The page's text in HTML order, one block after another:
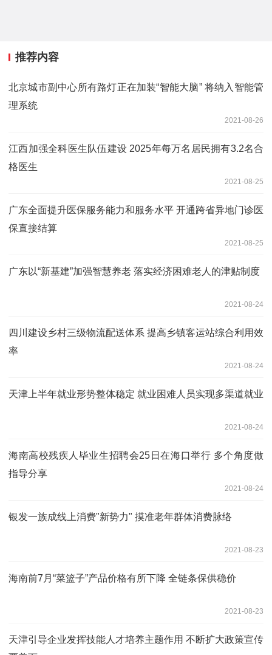
推荐内容
北京城市副中心所有路灯正在加装“智能大脑” 将纳入智能管
理系统
2021-08-26
江西加强全科医生队伍建设 2025年每万名居民拥有3.2名合
格医生
2021-08-25
广东全面提升医保服务能力和服务水平 开通跨省异地门诊医
保直接结算
2021-08-25
广东以“新基建”加强智慧养老 落实经济困难老人的津贴制度
2021-08-24
四川建设乡村三级物流配送体系 提高乡镇客运站综合利用效
率
2021-08-24
天津上半年就业形势整体稳定 就业困难人员实现多渠道就业
2021-08-24
海南高校残疾人毕业生招聘会25日在海口举行 多个角度做
指导分享
2021-08-24
银发一族成线上消费"新势力" 摸准老年群体消费脉络
2021-08-23
海南前7月“菜篮子”产品价格有所下降 全链条保供稳价
2021-08-23
天津引导企业发挥技能人才培养主题作用 不断扩大政策宣传